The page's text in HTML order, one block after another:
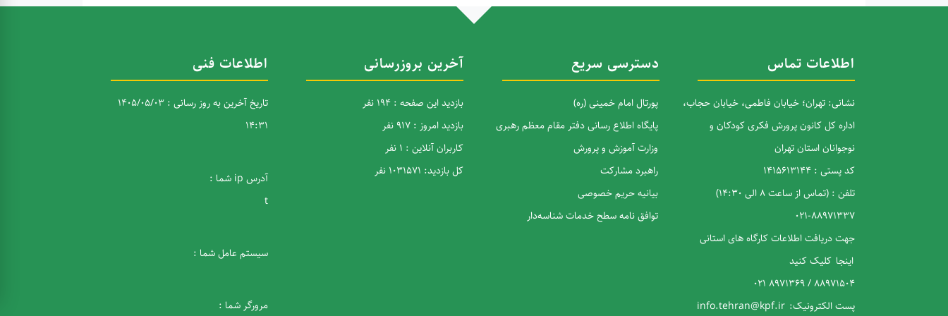
اطلاعات تماس
نشانی: تهران؛ خیابان فاطمی، خیابان حجاب،
اداره کل کانون پرورش فکری کودکان و
نوجوانان استان تهران
کد پستی : 1415613144
تلفن : (تماس از ساعت 8 الی 14:30)
88971337-021
جهت دریافت اطلاعات کارگاه های استانی
اینجا کلیک کنید
88971504 / 8971369 021
پست الکترونیک: info.tehran@kpf.ir
دسترسی سریع
پورتال امام خمینی (ره)
پایگاه اطلاع رسانی دفتر مقام معظم رهبری
وزارت آموزش و پرورش
راهبرد مشارکت
بیانیه حریم خصوصی
توافق نامه سطح خدمات شناسه‌دار
آخرین بروزرسانی
بازدید این صفحه : 194 نفر
بازدید امروز : 917 نفر
کاربران آنلاین : 1 نفر
کل بازدید: 1031571 نفر
اطلاعات فنی
تاریخ آخرین به روز رسانی : 1405/05/03
14:31
آدرس ip شما :
t
سیستم عامل شما :
مرورگر شما :